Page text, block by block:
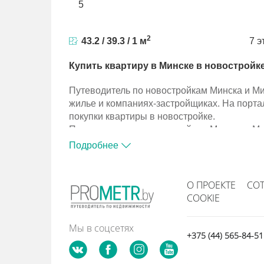
5
43.2 / 39.3 / 1 м2 7
Купить квартиру в Минске в
Путеводитель по новостройкам Минска и
жилье и компаниях-застройщиках. На
покупки квартиры в новостройке.
Путеводитель по новостройкам Минска и
жилье и компаниях-застройщиках. На
Подробнее
Мы в соцсетях
О ПРОЕКТЕ
COOKIE
+375 (44) 565-84-51